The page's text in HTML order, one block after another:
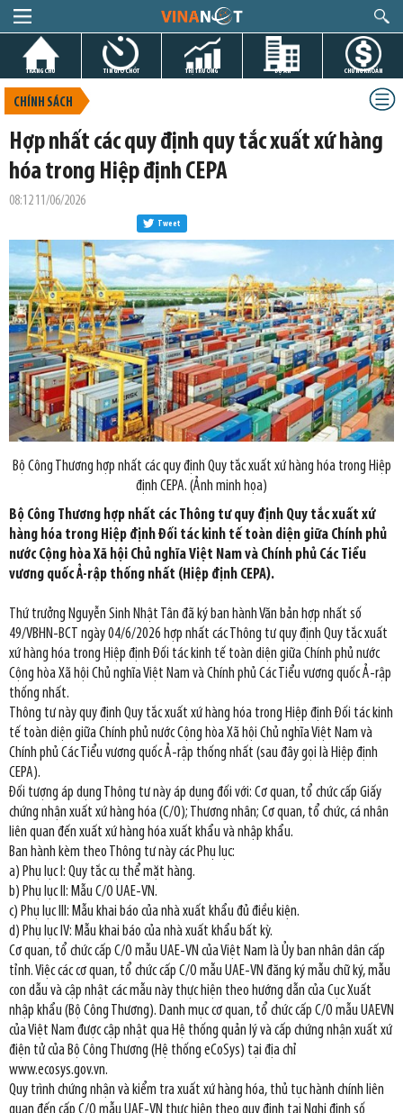
TRANG CHỦ TIN GIỜ CHÓT THỊ TRƯỜNG DỰ ÁN CHỨNG KHOÁN
CHÍNH SÁCH
Hợp nhất các quy định quy tắc xuất xứ hàng
hóa trong Hiệp định CEPA
08:12 11/06/2026
Tweet
Bộ Công Thương hợp nhất các quy định Quy tắc xuất xứ hàng hóa trong Hiệp
định CEPA. (Ảnh minh họa)
Bộ Công Thương hợp nhất các Thông tư quy định Quy tắc xuất xứ
hàng hóa trong Hiệp định Đối tác kinh tế toàn diện giữa Chính phủ
nước Cộng hòa Xã hội Chủ nghĩa Việt Nam và Chính phủ Các Tiểu
vương quốc Ả-rập thống nhất (Hiệp định CEPA).
Thứ trưởng Nguyễn Sinh Nhật Tân đã ký ban hành Văn bản hợp nhất số
49/VBHN-BCT ngày 04/6/2026 hợp nhất các Thông tư quy định Quy tắc xuất
xứ hàng hóa trong Hiệp định Đối tác kinh tế toàn diện giữa Chính phủ nước
Cộng hòa Xã hội Chủ nghĩa Việt Nam và Chính phủ Các Tiểu vương quốc Ả-rập
thống nhất.
Thông tư này quy định Quy tắc xuất xứ hàng hóa trong Hiệp định Đối tác kinh
tế toàn diện giữa Chính phủ nước Cộng hòa Xã hội Chủ nghĩa Việt Nam và
Chính phủ Các Tiểu vương quốc Ả-rập thống nhất (sau đây gọi là Hiệp định
CEPA).
Đối tượng áp dụng Thông tư này áp dụng đối với: Cơ quan, tổ chức cấp Giấy
chứng nhận xuất xứ hàng hóa (C/O); Thương nhân; Cơ quan, tổ chức, cá nhân
liên quan đến xuất xứ hàng hóa xuất khẩu và nhập khẩu.
Ban hành kèm theo Thông tư này các Phụ lục:
a) Phụ lục I: Quy tắc cụ thể mặt hàng.
b) Phụ lục II: Mẫu C/O UAE-VN.
c) Phụ lục III: Mẫu khai báo của nhà xuất khẩu đủ điều kiện.
d) Phụ lục IV: Mẫu khai báo của nhà xuất khẩu bất kỳ.
Cơ quan, tổ chức cấp C/O mẫu UAE-VN của Việt Nam là Ủy ban nhân dân cấp
tỉnh. Việc các cơ quan, tổ chức cấp C/O mẫu UAE-VN đăng ký mẫu chữ ký, mẫu
con dẫu và cập nhật các mẫu này thực hiện theo hướng dẫn của Cục Xuất
nhập khẩu (Bộ Công Thương). Danh mục cơ quan, tổ chức cấp C/O mẫu UAEVN
của Việt Nam được cập nhật qua Hệ thống quản lý và cấp chứng nhận xuất xứ
điện tử của Bộ Công Thương (Hệ thống eCoSys) tại địa chỉ
www.ecosys.gov.vn.
Quy trình chứng nhận và kiểm tra xuất xứ hàng hóa, thủ tục hành chính liên